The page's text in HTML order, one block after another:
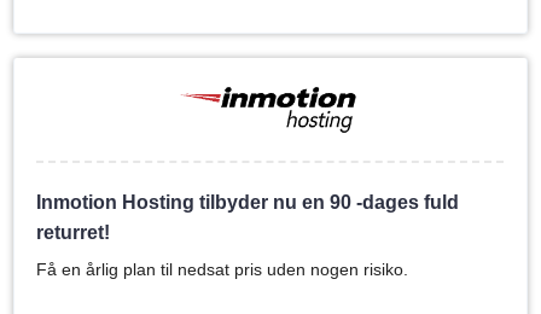
Inmotion Hosting tilbyder nu en 90 -dages fuld
returret!
Få en årlig plan til nedsat pris uden nogen risiko.